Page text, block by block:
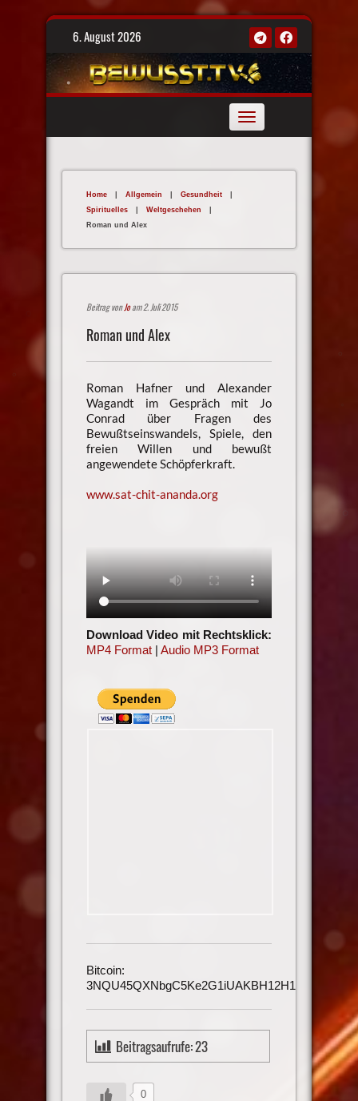
Skip
6. August 2026
Toggle
navigation
Home | Allgemein | Gesundheit
|
Spirituelles
| Weltgeschehen
|
Roman und Alex
Beitrag vonJoam 2. Juli 2015
Roman und Alex
Roman Hafner und Alexander
Wagandt im Gespräch mit Jo
Conrad über Fragen des
Bewußtseinswandels, Spiele, den
freien Willen und bewußt
angewendete Schöpferkraft.
www.sat-chit-ananda.org
Download Video mit Rechtsklick:
MP4 Format| Audio MP3 Format
Bitcoin:
3NQU45QXNbgC5Ke2G1iUAKBH12H1h3UmAu
Beitragsaufrufe:23
0